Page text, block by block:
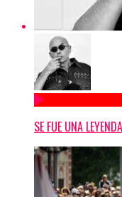
SE FUE UNA